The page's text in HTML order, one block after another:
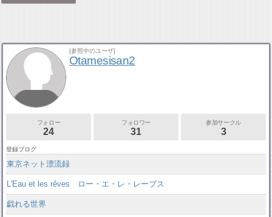
[参照中のユーザ]
Otamesisan2
フォロー
24
フォロワー
31
参加サークル
3
登録ブログ
東京ネット漂流録
L'Eau et les rêves ロー・エ・レ・レーブス
戯れる世界